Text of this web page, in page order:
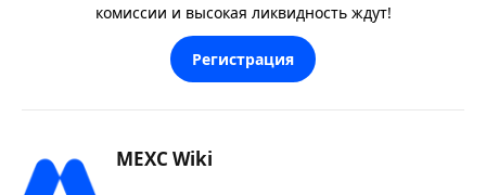
комиссии и высокая ликвидность ждут!
Регистрация
MEXC Wiki